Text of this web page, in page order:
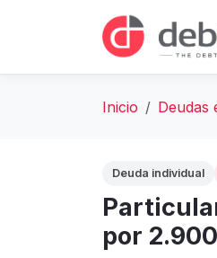
Inicio Deudas
Deuda individual
por